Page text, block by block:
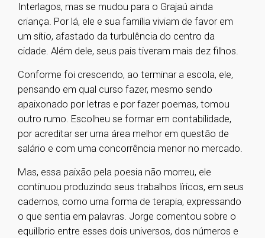
Interlagos, mas se mudou para o Grajaú ainda
criança. Por lá, ele e sua família viviam de favor em
um sítio, afastado da turbulência do centro da
cidade. Além dele, seus pais tiveram mais dez filhos.
Conforme foi crescendo, ao terminar a escola, ele,
pensando em qual curso fazer, mesmo sendo
apaixonado por letras e por fazer poemas, tomou
outro rumo. Escolheu se formar em contabilidade,
por acreditar ser uma área melhor em questão de
salário e com uma concorrência menor no mercado.
Mas, essa paixão pela poesia não morreu, ele
continuou produzindo seus trabalhos líricos, em seus
cadernos, como uma forma de terapia, expressando
o que sentia em palavras. Jorge comentou sobre o
equilíbrio entre esses dois universos, dos números e